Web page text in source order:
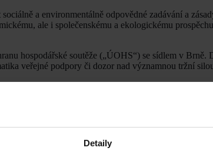
Detaily
a environmentálně odpovědné zadávání a
ale i společenskému a ekologickému
hospodářské soutěže („ÚOHS“) se sídlem v Brně.
veřejné podpory či dozor nad významnou tržní
dodavatele to znamená existenci efektivních
námitek přímo zadavateli. V případě jejich
ale i pro management soukromých společností,
jeho zvládnutí otevírá dveře ke stabilnějším